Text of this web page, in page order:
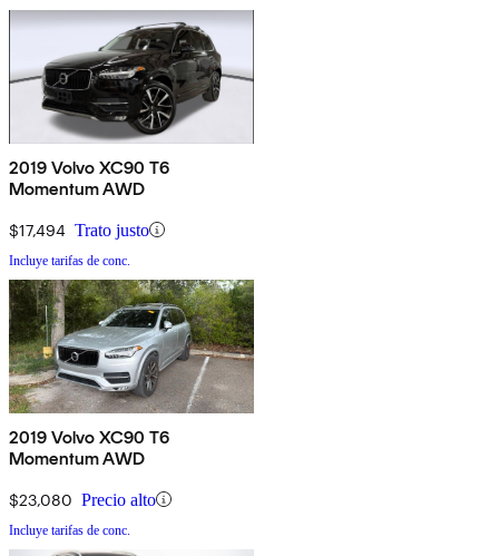
2019 Volvo XC90 T6
Momentum AWD
$17,494 Trato justo
Incluye tarifas de conc.
2019 Volvo XC90 T6
Momentum AWD
$23,080 Precio alto
Incluye tarifas de conc.